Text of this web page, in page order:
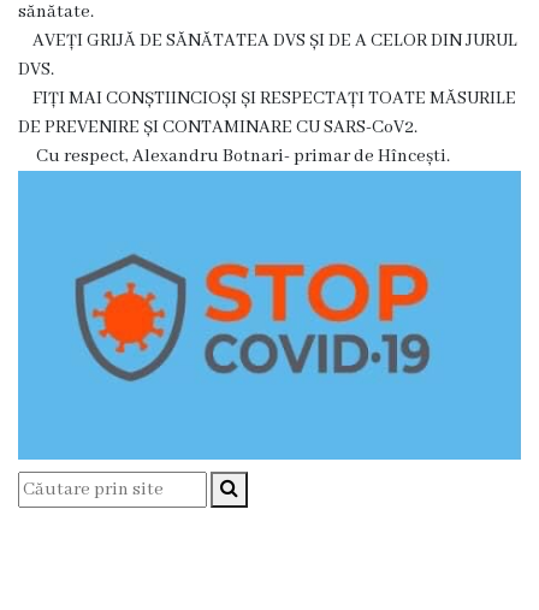
Orașe
înfrățite
Cetățeni
Primăria
Primarul
o
întrebare
sănătate.
AVEȚI GRIJĂ DE SĂNĂTATEA DVS ȘI DE A CELOR DIN JURUL
DVS.
FIȚI MAI CONȘTIINCIOȘI ȘI RESPECTAȚI TOATE MĂSURILE
DE PREVENIRE ȘI CONTAMINARE CU SARS-CoV2.
Cu respect, Alexandru Botnari- primar de Hîncești.